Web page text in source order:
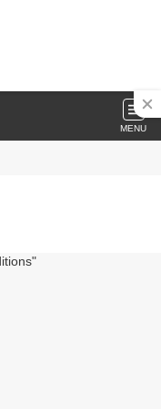
MENU